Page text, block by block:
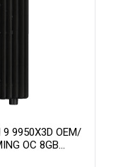
9950X3D OEM/
OC 8GB